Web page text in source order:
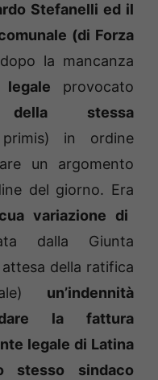
Stefanelli ed il
(di Forza
dopo la mancanza
legale provocato
della stessa
in ordine
un argomento
del giorno. Era
variazione di
dalla Giunta
della ratifica
un’indennità
la fattura
legale di Latina
stesso sindaco